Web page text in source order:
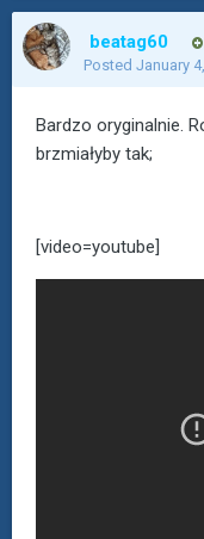
beatag60
Posted January
Bardzo oryginalnie.
brzmiałyby tak;
[video=youtube]